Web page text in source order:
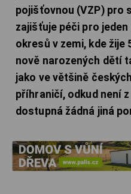
pojišťovnou (VZP) pro
zajišťuje péči pro
okresů v zemi, kde
nově narozených dětí
jako ve většině
příhraničí, odkud není
dostupná žádná jiná